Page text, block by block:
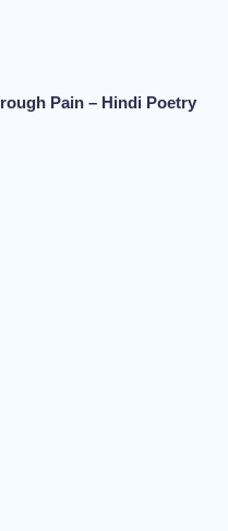
Pain – Hindi Poetry